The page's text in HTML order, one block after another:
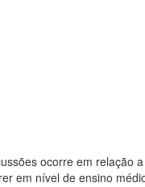
ocorre em relação
em nível de ensino